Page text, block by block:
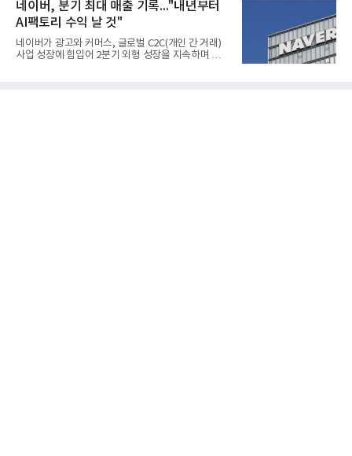
성이 개선됐다.금호석유
‘HD250’과 ‘HD300’, 제조시설에 대한 사용전검사를
완료하고 제품 양산체계 구축했다고 밝혔다.HD250
과 HD300은 각각 249kW급과 285kW급의 중소형 발
전용 SOFC 제품이다. 이번 검사를 통해 HD하이드로
젠은 제품과 제조시설의 전기설비 안전성과 적합성을
네이버, 분기 최대 매출 기록..."내년부터
AI팩토리 수익 날 것"
네이버가 광고와 커머스, 글로벌 C2C(개인 간 거래)
사업 성장에 힘입어 2분기 외형 성장을 지속하며 역대